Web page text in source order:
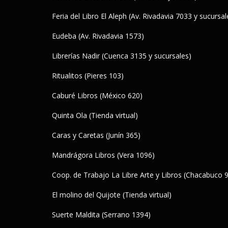
Feria del Libro El Aleph (Av. Rivadavia 7033 y
Eudeba (Av. Rivadavia 1573)
Librerías Nadir (Cuenca 3135 y sucursales)
Ritualitos (Pieres 103)
Caburé Libros (México 620)
Quinta Ola (Tienda virtual)
Caras y Caretas (Junín 365)
Mandrágora Libros (Vera 1096)
Coop. de Trabajo La Libre Arte y Libros (Chacabuco
El molino del Quijote (Tienda virtual)
Suerte Maldita (Serrano 1394)